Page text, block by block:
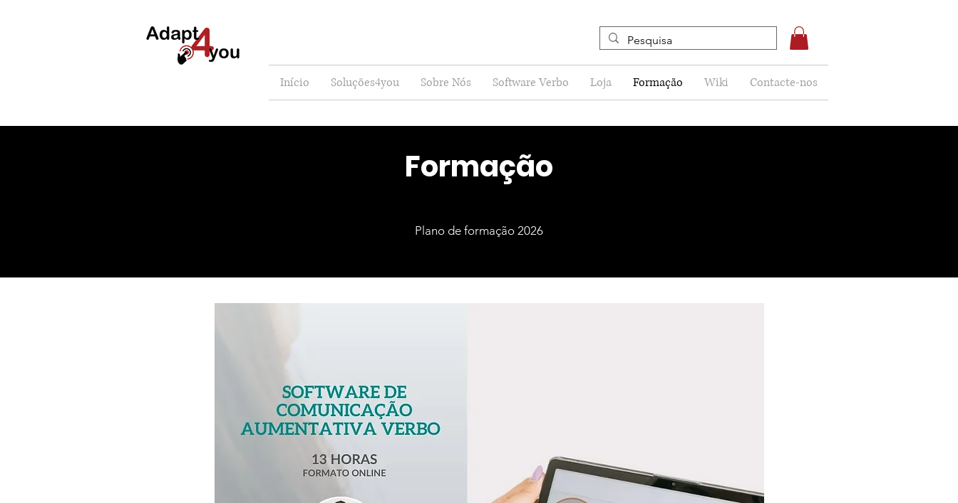
Início Soluções4you Sobre Nós Software Verbo Loja Formação Wiki Contacte-nos
Formação
Plano de formação 2026